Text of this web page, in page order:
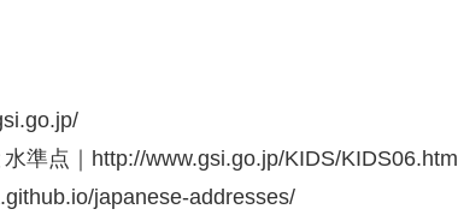
準点｜http://www.gsi.go.jp/KIDS/KIDS06.html
japanese-addresses/